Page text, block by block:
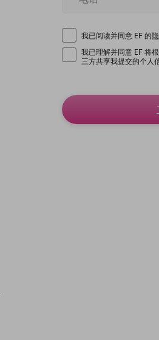
我已阅读并同意 EF 的
我已理解并同意 EF 将
三方共享我提交的个人